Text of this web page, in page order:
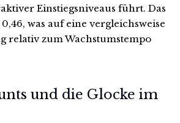
Einstiegsniveaus führt. Das
was auf eine vergleichsweise
relativ zum Wachstumstempo
und die Glocke im